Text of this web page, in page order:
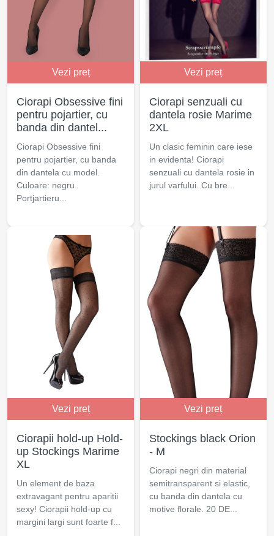
Vezi preț
Ciorapi Obsessive fini
pentru pojartier, cu
banda din dantel...
Ciorapi Obsessive fini
pentru pojartier, cu banda
din dantela cu model.
Culoare: negru.
Portjartieru...
Vezi preț
Ciorapi senzuali cu
dantela rosie Marime
2XL
Un clasic feminin care iese
in evidenta! Ciorapi
senzuali cu dantela rosie in
jurul varfului. Cu bre...
Vezi preț
Ciorapii hold-up Hold-
up Stockings Marime
XL
Un element de baza
extravagant pentru aparitii
sexy! Ciorapii hold-up cu
margini largi sunt foarte f...
Vezi preț
Stockings black Orion
- M
Ciorapi negri din material
semitransparent si elastic,
cu banda din dantela cu
motive florale. 20 DE...